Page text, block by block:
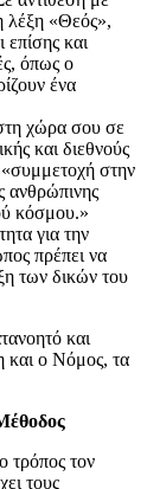
λέξη «Θεός»,
επίσης και
όπως ο
ένα
χώρα σου σε
και διεθνούς
«συμμετοχή στην
ανθρώπινης
κόσμου.»
για την
πρέπει να
των δικών του
και
και ο Νόμος, τα
τρόπος τον
τους